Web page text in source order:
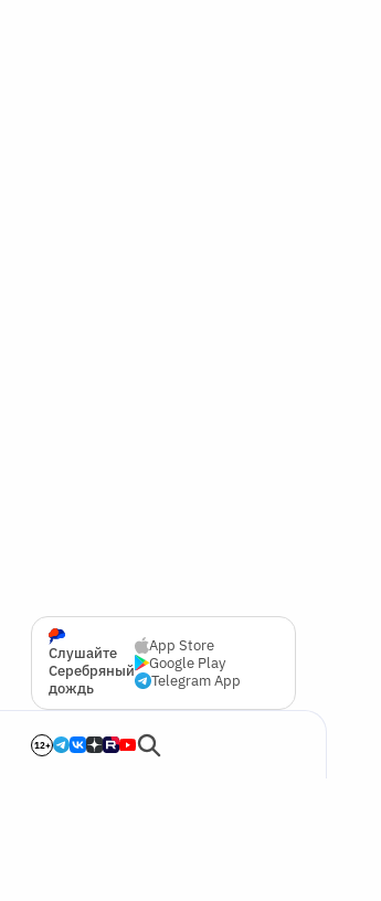
Слушайте
Серебряный
дождь
App Store
Google Play
Telegram App
12+